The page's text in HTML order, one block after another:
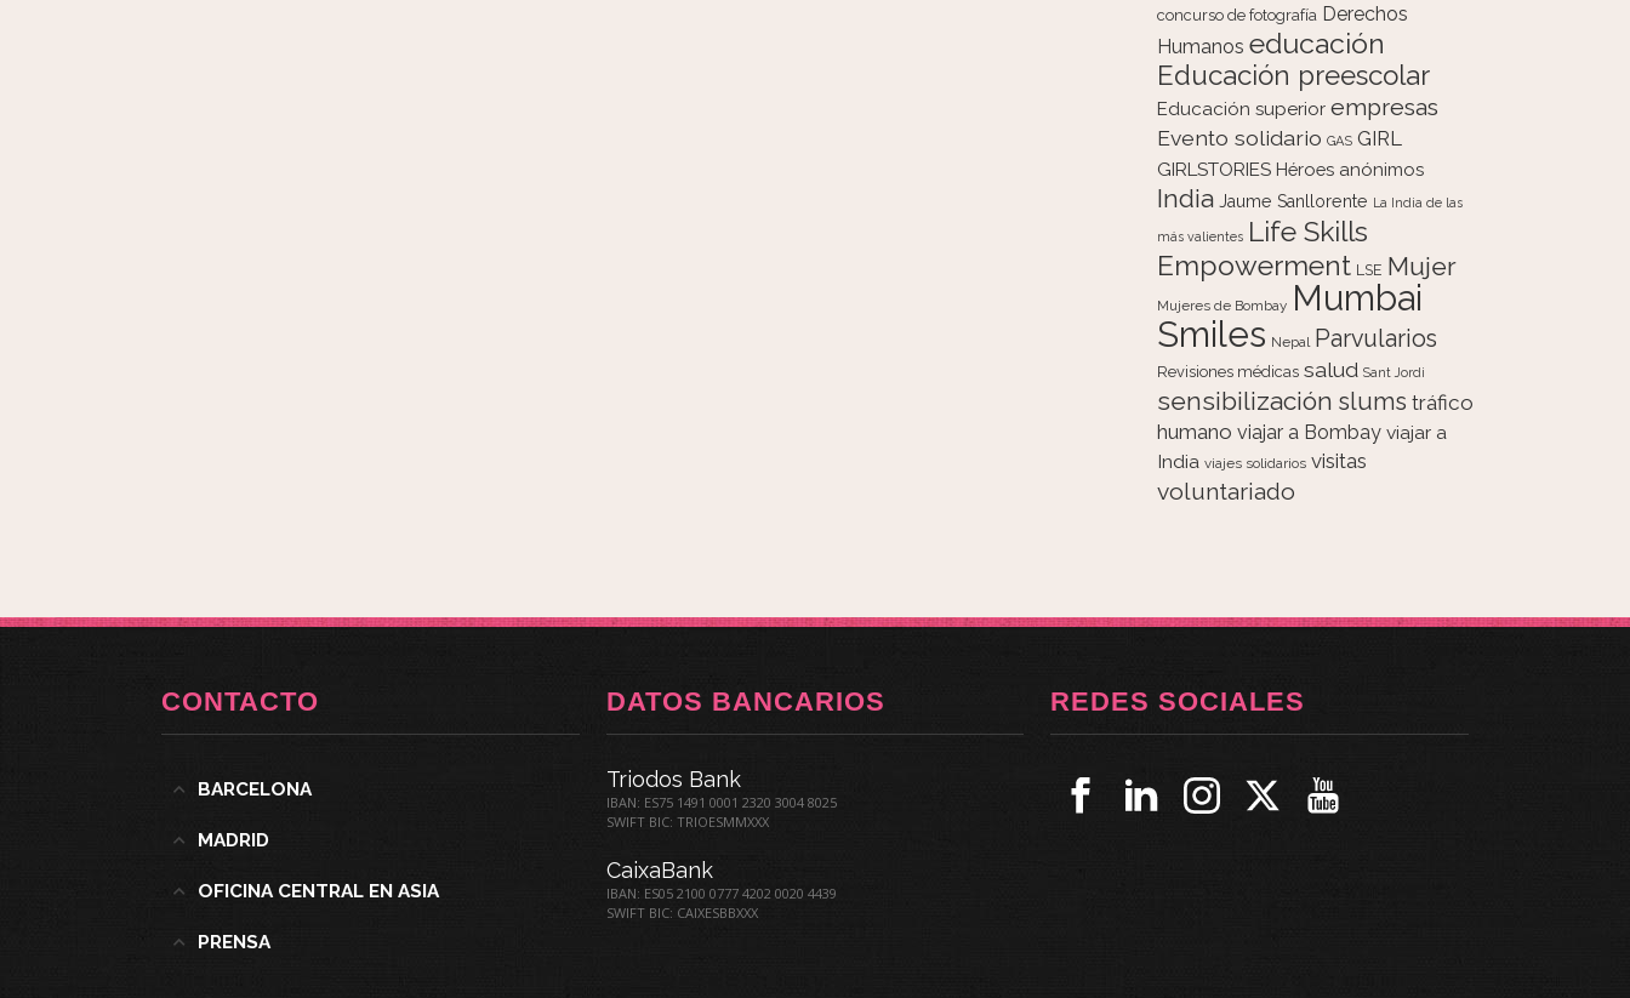
concurso de fotografía Derechos
Humanos educación
Educación preescolar
Educación superior empresas
Evento solidario GAS GIRL
GIRLSTORIES Héroes anónimos
India Jaume Sanllorente La India de las
más valientes Life Skills
Empowerment LSE Mujer
Mujeres de Bombay Mumbai
Smiles Nepal Parvularios
Revisiones médicas salud Sant Jordi
sensibilización slums tráfico
humano viajar a Bombay viajar a
India viajes solidarios visitas
voluntariado
CONTACTO
BARCELONA
MADRID
OFICINA CENTRAL EN ASIA
PRENSA
DATOS BANCARIOS
Triodos Bank
IBAN: ES75 1491 0001 2320 3004 8025
SWIFT BIC: TRIOESMMXXX
CaixaBank
IBAN: ES05 2100 0777 4202 0020 4439
SWIFT BIC: CAIXESBBXXX
REDES SOCIALES